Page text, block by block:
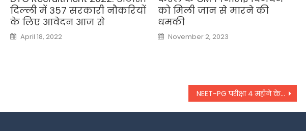
दिल्ली में 357 सरकारी नौकरियों
के लिए आवेदन आज से
Posted
on
April 18, 2022
को मिली जान से मारने की
धमकी
Posted
on
November 2, 2023
NEET-PG परीक्षा 4 महीने के लिए स्थगित, MBBS फाइनल ईयर के स्टूडेंट्स होंगे ड्यूटी पर तैनात: PMO